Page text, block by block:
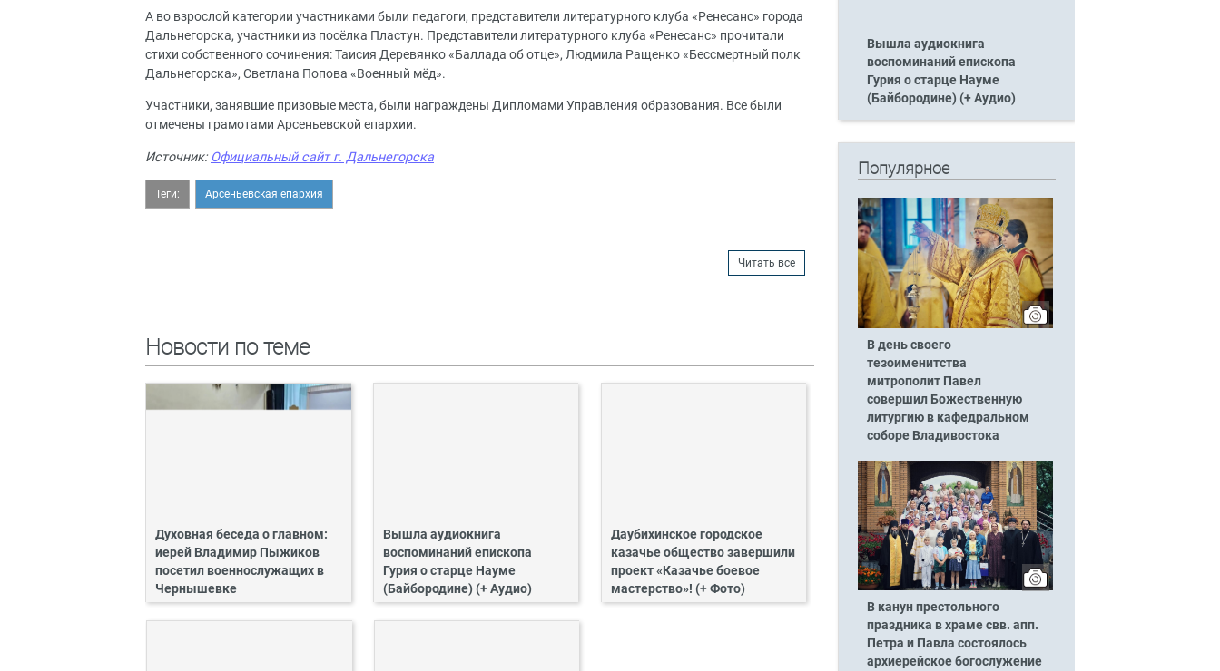
А во взрослой категории участниками были педагоги, представители литературного клуба «Ренесанс» города
Дальнегорска, участники из посёлка Пластун. Представители литературного клуба «Ренесанс» прочитали
стихи собственного сочинения: Таисия Деревянко «Баллада об отце», Людмила Ращенко «Бессмертный полк
Дальнегорска», Светлана Попова «Военный мёд».
Участники, занявшие призовые места, были награждены Дипломами Управления образования. Все были
отмечены грамотами Арсеньевской епархии.
Источник: Официальный сайт г. Дальнегорска
Теги: Арсеньевская епархия
Читать все
Новости по теме
Духовная беседа о главном:
иерей Владимир Пыжиков
посетил военнослужащих в
Чернышевке
Вышла аудиокнига
воспоминаний епископа
Гурия о старце Науме
(Байбородине) (+ Аудио)
Даубихинское городское
казачье общество завершили
проект «Казачье боевое
мастерство»! (+ Фото)
Вышла аудиокнига
воспоминаний епископа
Гурия о старце Науме
(Байбородине) (+ Аудио)
Популярное
В день своего
тезоименитства
митрополит Павел
совершил Божественную
литургию в кафедральном
соборе Владивостока
В канун престольного
праздника в храме свв. апп.
Петра и Павла состоялось
архиерейское богослужение